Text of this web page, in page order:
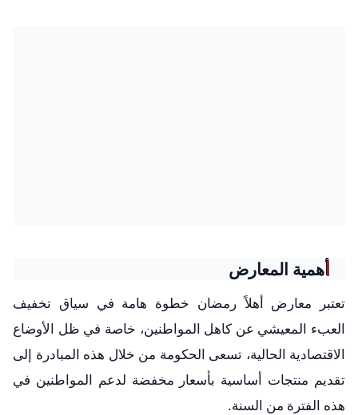
أهمية المعارض
تعتبر معارض أهلاً رمضان خطوة هامة في سياق تخفيف
العبء المعيشي عن كاهل المواطنين، خاصة في ظل الأوضاع
الاقتصادية الحالية، تسعى الحكومة من خلال هذه المبادرة إلى
تقديم منتجات أساسية بأسعار مخفضة لدعم المواطنين في
هذه الفترة من السنة.